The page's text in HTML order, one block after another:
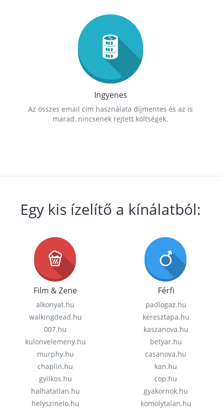
Ingyenes
Az összes email cím használata díjmentes és az is
marad, nincsenek rejtett költségek.
Egy kis ízelítő a kínálatból:
Film & Zene
alkonyat.hu
walkingdead.hu
007.hu
kulonvelemeny.hu
murphy.hu
chaplin.hu
gyilkos.hu
halhatatlan.hu
helyszinelo.hu
Férfi
padlogaz.hu
keresztapa.hu
kaszanova.hu
betyar.hu
casanova.hu
kan.hu
cop.hu
gyakornok.hu
komolytalan.hu